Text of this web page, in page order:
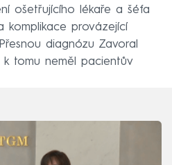
ošetřujícího lékaře a šéfa
komplikace provázející
diagnózu Zavoral
k tomu neměl pacientův